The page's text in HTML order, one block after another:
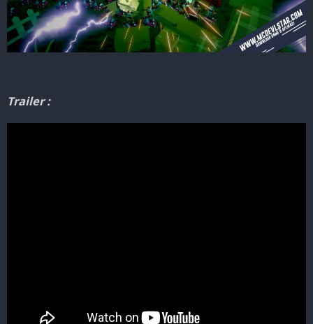
Trailer :